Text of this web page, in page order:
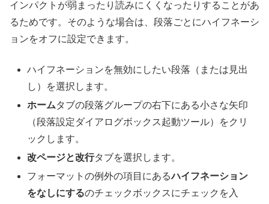
インパクトが弱まったり読みにくくなったりすることがあ
るためです。そのような場合は、段落ごとにハイフネーシ
ョンをオフに設定できます。
ハイフネーションを無効にしたい段落（または見出
し）を選択します。
ホームタブの段落グループの右下にある小さな矢印
（段落設定ダイアログボックス起動ツール）をクリ
ックします。
改ページと改行タブを選択します。
フォーマットの例外の項目にあるハイフネーション
をなしにするのチェックボックスにチェックを入